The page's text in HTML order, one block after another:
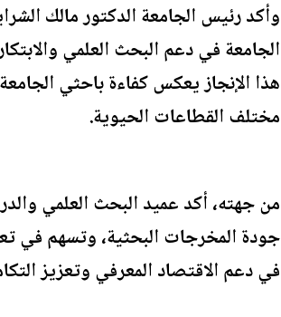
وأكد رئيس الجامعة الدكتور مالك
الجامعة في دعم البحث العلمي
هذا الإنجاز يعكس كفاءة باحثي
مختلف القطاعات الحيوية.
من جهته، أكد عميد البحث العلمي
جودة المخرجات البحثية، وتسهم في
في دعم الاقتصاد المعرفي وتعزيز